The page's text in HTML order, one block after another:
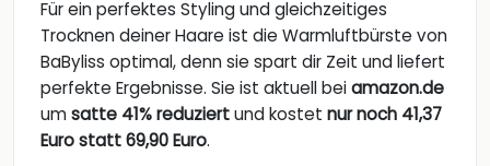
Für ein perfektes Styling und gleichzeitiges
Trocknen deiner Haare ist die Warmluftbürste von
BaByliss optimal, denn sie spart dir Zeit und liefert
perfekte Ergebnisse. Sie ist aktuell beiamazon.de
umsatte 41% reduziertund kostet nur noch 41,37
Euro statt 69,90 Euro.